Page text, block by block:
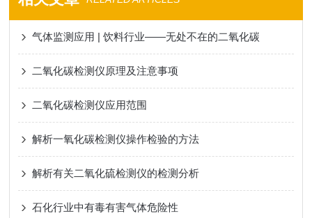
气体监测应用 | 饮料行业——无处不在的二氧化碳
二氧化碳检测仪原理及注意事项
二氧化碳检测仪应用范围
解析一氧化碳检测仪操作检验的方法
解析有关二氧化硫检测仪的检测分析
石化行业中有毒有害气体危险性